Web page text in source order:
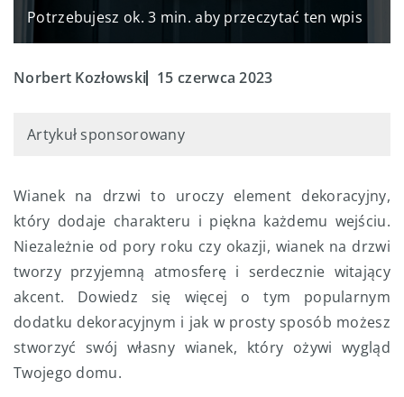
Potrzebujesz ok. 3 min. aby przeczytać ten wpis
Norbert Kozłowski 15 czerwca 2023
Artykuł sponsorowany
Wianek na drzwi to uroczy element dekoracyjny,
który dodaje charakteru i piękna każdemu wejściu.
Niezależnie od pory roku czy okazji, wianek na drzwi
tworzy przyjemną atmosferę i serdecznie witający
akcent. Dowiedz się więcej o tym popularnym
dodatku dekoracyjnym i jak w prosty sposób możesz
stworzyć swój własny wianek, który ożywi wygląd
Twojego domu.